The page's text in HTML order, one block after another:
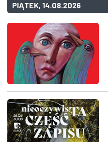
PIĄTEK, 14.08.2026